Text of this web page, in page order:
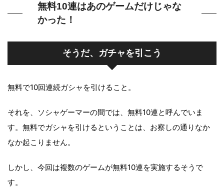
無料10連はあのゲームだけじゃな
かった！
そうだ、ガチャを引こう
無料で10回連続ガシャを引けること。
それを、ソシャゲーマーの間では、無料10連と呼んでいま
す。無料でガシャを引けるということは、お察しの通りなか
なか起こりません。
しかし、今回は複数のゲームが無料10連を実施するそうで
す。